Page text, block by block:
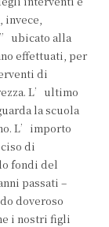
invece,
ubicato alla
effettuati, per
di
L’ultimo
la scuola
L’importo
di
fondi del
passati –
doveroso
i nostri figli